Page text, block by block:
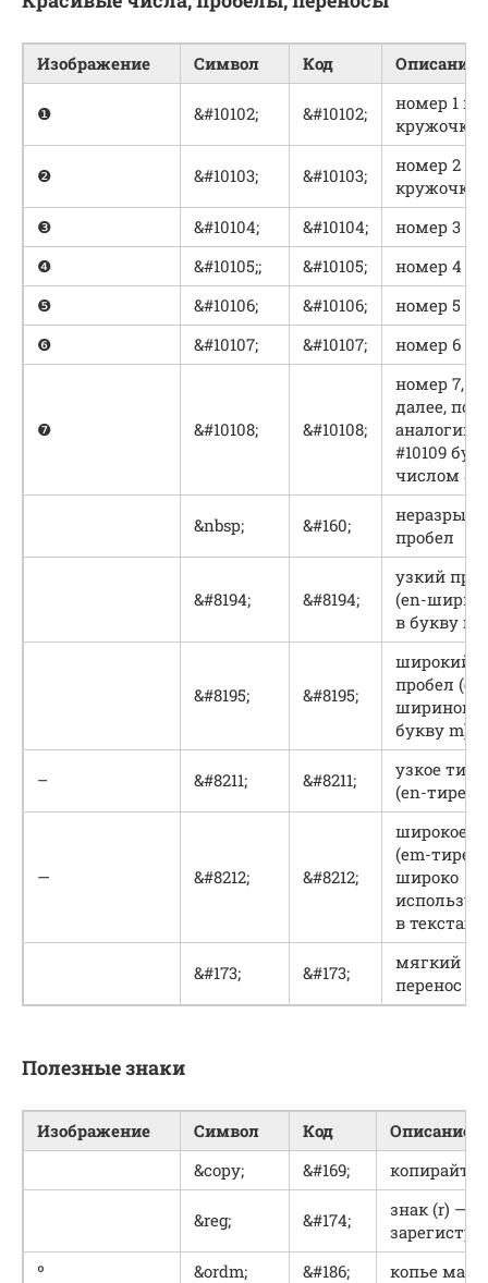
Изображение Символ Код Описание
❶ &#10102; &#10102;
номер 1 в
кружочке
❷ &#10103; &#10103;
номер 2 в
кружочке
❸
&#10104; &#10104;
номер 3
❹
&#10105;; &#10105;
номер 4
❺
&#10106; &#10106;
номер 5
❻
&#10107; &#10107; номер 6
❼ &#10108; &#10108;
номер 7,
далее, по
аналогии
#10109
числом 8
&nbsp; &#160;
пробел
&#8194; &#8194;
узкий
(еn-
в букву n)
&#8195; &#8195;
широкий
пробел
шириной в
букву m)
– &#8211; &#8211;
узкое тире
(en-тире)
— &#8212; &#8212;
широкое
(em-тире),
широко
в текстах
&#173; &#173;
мягкий
перенос
Полезные знаки
Изображение Символ Код
Описание
&copy;
&#169; копирайт
&reg; &#174;
знак (r) —
º
&ordm; &#186;
копье